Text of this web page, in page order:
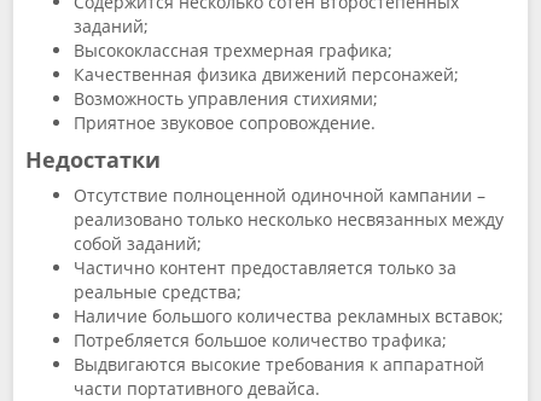
заданий;
Высококлассная трехмерная графика;
Качественная физика движений персонажей;
Возможность управления стихиями;
Приятное звуковое сопровождение.
Недостатки
Отсутствие полноценной одиночной кампании –
реализовано только несколько несвязанных между
собой заданий;
Частично контент предоставляется только за
реальные средства;
Наличие большого количества рекламных вставок;
Потребляется большое количество трафика;
Выдвигаются высокие требования к аппаратной
части портативного девайса.